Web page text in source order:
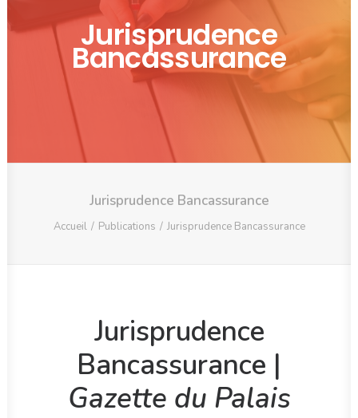
Jurisprudence
Bancassurance
Jurisprudence Bancassurance
Accueil Publications Jurisprudence Bancassurance
Jurisprudence
Bancassurance |
Gazette du Palais